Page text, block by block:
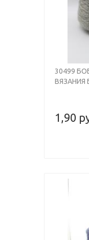
30499
ВЯЗАНИЯ
100% ,
WOOL
1,90